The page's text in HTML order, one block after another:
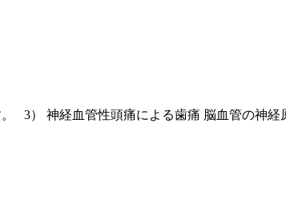
3） 神経血管性頭痛による歯痛 脳血管の神